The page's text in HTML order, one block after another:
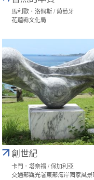
馬利歐．洛佩斯 / 葡萄牙
花蓮縣文化局
創世紀
卡門．塔奈福 / 保加利亞
交通部觀光署東部海岸國家風景